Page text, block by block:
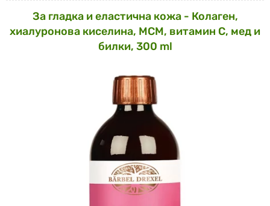
За гладка и еластична кожа - Колаген,
хиалуронова киселина, МСМ, витамин С, мед и
билки, 300 ml